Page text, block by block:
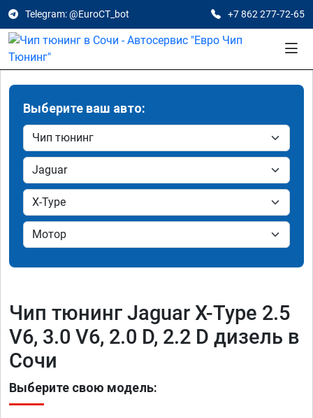
Telegram: @EuroCT_bot +7 862 277-72-65
Выберите ваш авто:
Чип тюнинг Jaguar X-Type 2.5
V6, 3.0 V6, 2.0 D, 2.2 D дизель в
Сочи
Выберите свою модель: